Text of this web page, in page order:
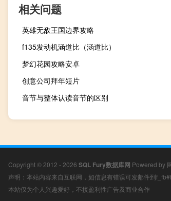
相关问题
英雄无敌王国边界攻略
f135发动机涵道比（涵道比）
梦幻花园攻略安卓
创意公司拜年短片
音节与整体认读音节的区别
Copyright © 2012 - 2026 SQL Fury数据库网 Powered by
声明：本站内容来自互联网，如信息有错误可发邮件到
本站仅为个人兴趣爱好，不接盈利性广告及商业合作